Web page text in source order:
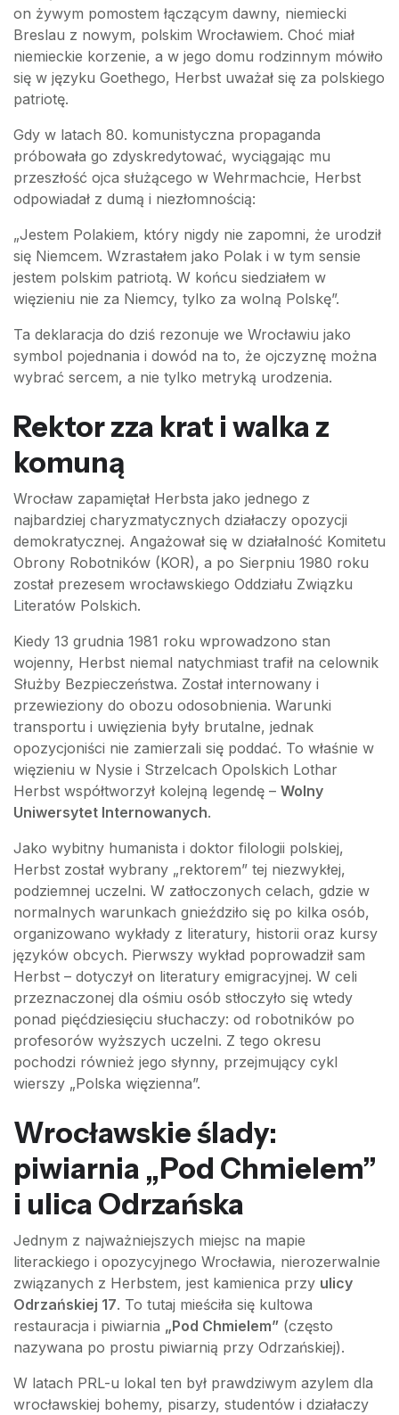
on żywym pomostem łączącym dawny, niemiecki
Breslau z nowym, polskim Wrocławiem. Choć miał
niemieckie korzenie, a w jego domu rodzinnym mówiło
się w języku Goethego, Herbst uważał się za polskiego
patriotę.
Gdy w latach 80. komunistyczna propaganda
próbowała go zdyskredytować, wyciągając mu
przeszłość ojca służącego w Wehrmachcie, Herbst
odpowiadał z dumą i niezłomnością:
„Jestem Polakiem, który nigdy nie zapomni, że urodził
się Niemcem. Wzrastałem jako Polak i w tym sensie
jestem polskim patriotą. W końcu siedziałem w
więzieniu nie za Niemcy, tylko za wolną Polskę”.
Ta deklaracja do dziś rezonuje we Wrocławiu jako
symbol pojednania i dowód na to, że ojczyznę można
wybrać sercem, a nie tylko metryką urodzenia.
Rektor zza krat i walka z
komuną
Wrocław zapamiętał Herbsta jako jednego z
najbardziej charyzmatycznych działaczy opozycji
demokratycznej. Angażował się w działalność Komitetu
Obrony Robotników (KOR), a po Sierpniu 1980 roku
został prezesem wrocławskiego Oddziału Związku
Literatów Polskich.
Kiedy 13 grudnia 1981 roku wprowadzono stan
wojenny, Herbst niemal natychmiast trafił na celownik
Służby Bezpieczeństwa. Został internowany i
przewieziony do obozu odosobnienia. Warunki
transportu i uwięzienia były brutalne, jednak
opozycjoniści nie zamierzali się poddać. To właśnie w
więzieniu w Nysie i Strzelcach Opolskich Lothar
Herbst współtworzył kolejną legendę – Wolny
Uniwersytet Internowanych.
Jako wybitny humanista i doktor filologii polskiej,
Herbst został wybrany „rektorem” tej niezwykłej,
podziemnej uczelni. W zatłoczonych celach, gdzie w
normalnych warunkach gnieździło się po kilka osób,
organizowano wykłady z literatury, historii oraz kursy
języków obcych. Pierwszy wykład poprowadził sam
Herbst – dotyczył on literatury emigracyjnej. W celi
przeznaczonej dla ośmiu osób stłoczyło się wtedy
ponad pięćdziesięciu słuchaczy: od robotników po
profesorów wyższych uczelni. Z tego okresu
pochodzi również jego słynny, przejmujący cykl
wierszy „Polska więzienna”.
Wrocławskie ślady:
piwiarnia „Pod Chmielem”
i ulica Odrzańska
Jednym z najważniejszych miejsc na mapie
literackiego i opozycyjnego Wrocławia, nierozerwalnie
związanych z Herbstem, jest kamienica przy ulicy
Odrzańskiej 17. To tutaj mieściła się kultowa
restauracja i piwiarnia „Pod Chmielem” (często
nazywana po prostu piwiarnią przy Odrzańskiej).
W latach PRL-u lokal ten był prawdziwym azylem dla
wrocławskiej bohemy, pisarzy, studentów i działaczy